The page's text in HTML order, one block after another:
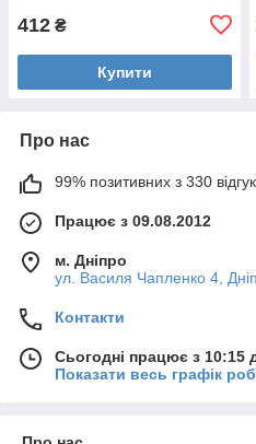
412 ₴
Купити
Про нас
99% позитивних з 330
Працює з 09.08.2012
м. Дніпро
ул. Василя Чапленко 4,
Контакти
Сьогодні працює з 10:15
Показати весь графік